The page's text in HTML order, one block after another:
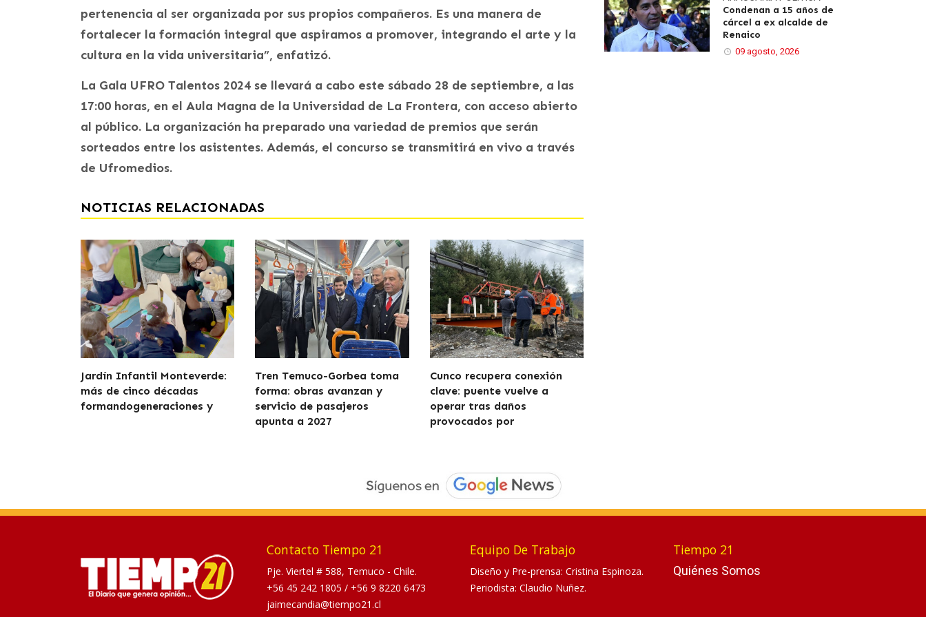
pertenencia al ser organizada por sus propios compañeros. Es una manera de
fortalecer la formación integral que aspiramos a promover, integrando el arte y la
cultura en la vida universitaria”, enfatizó.
La Gala UFRO Talentos 2024 se llevará a cabo este sábado 28 de septiembre, a las
17:00 horas, en el Aula Magna de la Universidad de La Frontera, con acceso abierto
al público. La organización ha preparado una variedad de premios que serán
sorteados entre los asistentes. Además, el concurso se transmitirá en vivo a través
de Ufromedios.
NOTICIAS RELACIONADAS
Jardín Infantil Monteverde:
más de cinco décadas
formandogeneraciones y
Tren Temuco-Gorbea toma
forma: obras avanzan y
servicio de pasajeros
apunta a 2027
Cunco recupera conexión
clave: puente vuelve a
operar tras daños
provocados por
Condenan a 15 años de
cárcel a ex alcalde de
Renaico
09 agosto, 2026
Contacto Tiempo 21
Pje. Viertel # 588, Temuco - Chile.
+56 45 242 1805 / +56 9 8220 6473
jaimecandia@tiempo21.cl
Equipo De Trabajo
Diseño y Pre-prensa: Cristina Espinoza.
Periodista: Claudio Nuñez.
Tiempo 21
Quiénes Somos